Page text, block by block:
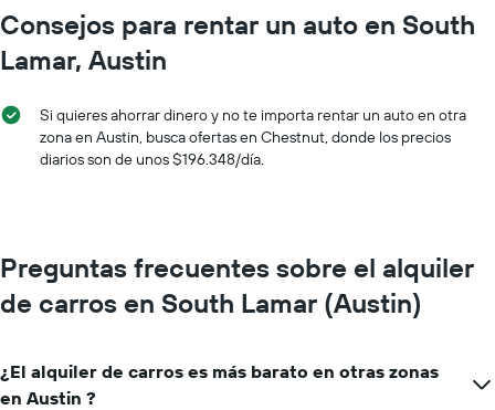
Consejos para rentar un auto en South
Lamar, Austin
Si quieres ahorrar dinero y no te importa rentar un auto en otra
zona en Austin, busca ofertas en Chestnut, donde los precios
diarios son de unos $196.348/día.
Preguntas frecuentes sobre el alquiler
de carros en South Lamar (Austin)
¿El alquiler de carros es más barato en otras zonas
en Austin ?